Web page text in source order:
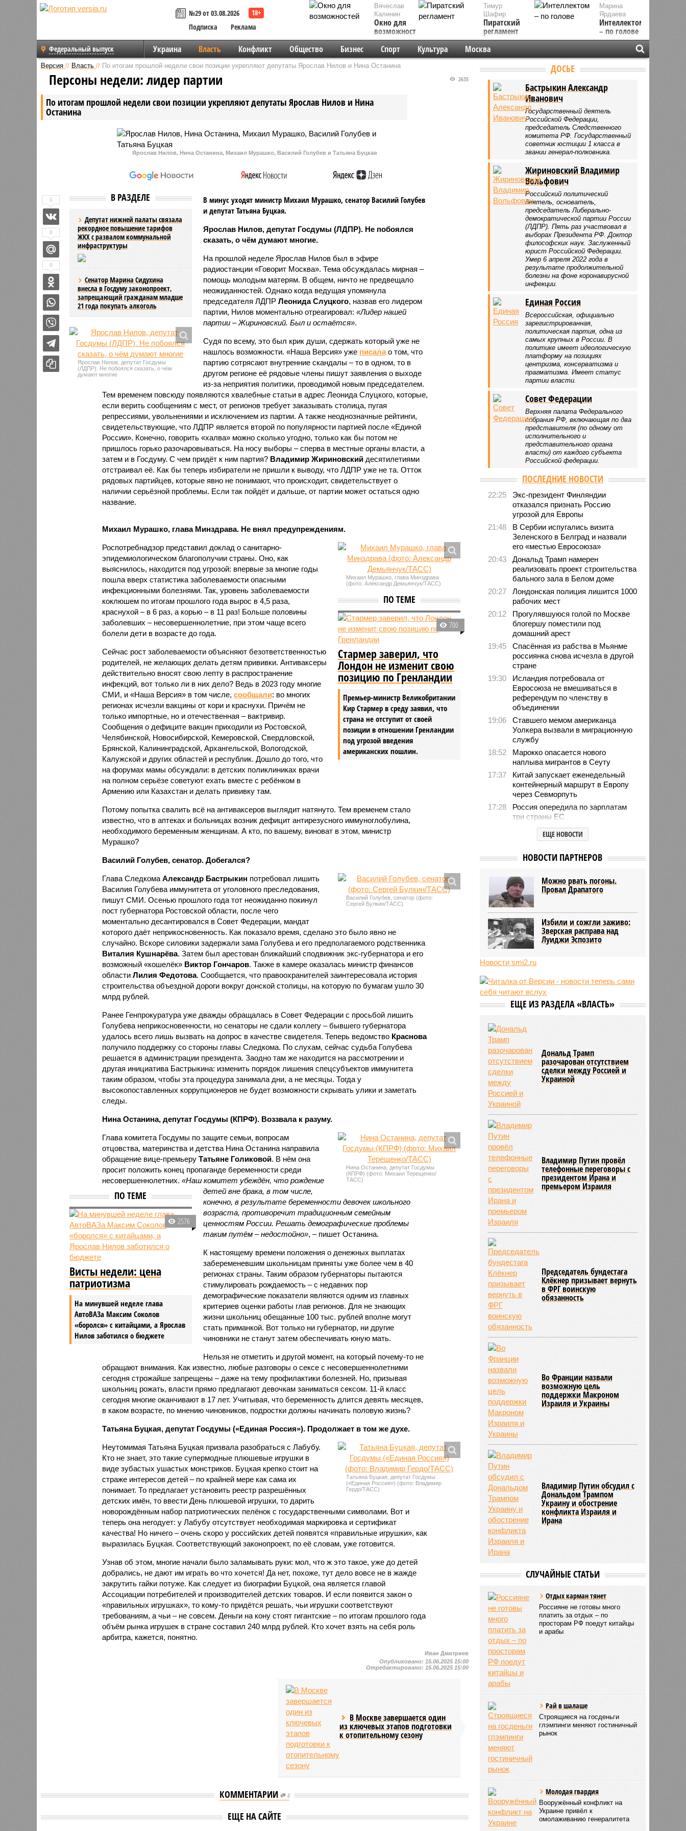
№29 от 03.08.2026
Подписка
Реклама
Вячеслав
Калинин
Окно для
возможностей
Марина
Ярдаева
Интеллектом
– по голове
Тимур
Шафир
Пиратский
регламент
Федеральный выпуск Украина Власть Конфликт Общество Бизнес Спорт Культура Москва
Версия // Власть // По итогам прошлой недели свои позиции укрепляют депутаты Ярослав Нилов и Нина Останина
По итогам прошлой недели свои позиции укрепляют депутаты Ярослав Нилов и Нина
Останина
2635
Персоны недели: лидер партии
Ярослав Нилов, Нина Останина, Михаил Мурашко, Василий Голубев и Татьяна Буцкая
В РАЗДЕЛЕ
Депутат нижней палаты связала
рекордное повышение тарифов
ЖКХ с развалом коммунальной
инфраструктуры
Сенатор Марина Сидухина
внесла в Госдуму законопроект,
запрещающий гражданам младше
21 года покупать алкоголь
В минус уходят министр Михаил Мурашко, сенатор Василий Голубев
и депутат Татьяна Буцкая.
Ярослав Нилов, депутат Госдумы (ЛДПР). Не побоялся
сказать, о чём думают многие.
Ярослав Нилов, депутат Госдумы
(ЛДПР). Не побоялся сказать, о чём
думают многие
На прошлой неделе Яро­слав Нилов был в эфире
радиостанции «Говорит Москва». Тема обсуждалась мирная –
помощь молодым матерям. В общем, ничто не предвещало
неожиданностей. Однако когда ведущая упомянула
председателя ЛДПР Леонида Слуцкого, назвав его лидером
партии, Нилов моментально отреагировал: «Лидер нашей
партии – Жириновский. Был и остаётся».
Судя по всему, это был крик души, сдержать который уже не
нашлось возможности. «Наша Версия» уже писалао том, что
партию сотрясают внутренние скандалы – то в одном, то в
другом регионе её рядовые члены пишут заявления о выходе
из-за неприятия политики, проводимой новым председателем.
Тем временем повсюду появляются хвалебные статьи в адрес Леонида Слуцкого, которые,
если верить сообщениям с мест, от регионов требует заказывать столица, пугая
репрессиями, увольнениями и исключением из партии. А также неоднозначные рейтинги,
свидетельствующие, что ЛДПР является второй по популярности партией после «Единой
России». Конечно, говорить «халва» можно сколько угодно, только как бы потом не
пришлось горько разочаровываться. На носу выборы – сперва в местные органы власти, а
затем и в Госдуму. С чем придёт к ним партия? Владимир Жириновскийдесятилетиями
отстраивал её. Как бы теперь избиратели не пришли к выводу, что ЛДПР уже не та. Отток
рядовых партийцев, которые явно не понимают, что происходит, свидетельствует о
наличии серьёзной проблемы. Если так пойдёт и дальше, от партии может остаться одно
название.
Михаил Мурашко, глава Минздрава. Не внял предупреждениям.
Михаил Мурашко, глава Минздрава
(фото: Александр Демьянчук/ТАСС)
ПО ТЕМЕ
700
Стармер заверил, что
Лондон не изменит свою
позицию по Гренландии
Премьер-министр Великобритании
Кир Стармер в среду заявил, что
страна не отступит от своей
позиции в отношении Гренландии
под угрозой введения
американских пошлин.
Роспотребнадзор представил доклад о санитарно-
эпидемиологическом благополучии страны. Оно, как
выяснилось, находится под угрозой: впервые за многие годы
пошла вверх статистика заболеваемости опасными
инфекционными болезнями. Так, уровень заболеваемости
коклюшем по итогам прошлого года вырос в 4,5 раза,
краснухой – в 6 раз, а корью – в 11 раз! Больше половины
заболевших – несовершеннолетние, при этом чаще всего
болели дети в возрасте до года.
Сейчас рост заболеваемости объясняют безответственностью
родителей, не желающих делать детям прививки. Антиваксеры
действительно вносят свою лепту в распространение
инфекций, вот только ли в них дело? Ведь в 2023 году многие
СМИ, и «Наша Версия» в том числе, сообщали: во многих
регионах исчезли вакцины от кори и краснухи. Причём не
только импортные, но и оте­чественная – вактривир.
Сообщения о дефиците вакцин приходили из Ростовской,
Челябинской, Новосибирской, Кемеровской, Свердловской,
Брянской, Калининградской, Архангельской, Вологодской,
Калужской и других областей и республик. Дошло до того, что
на форумах мамы обсуждали: в детских поликлиниках врачи
на полном серьёзе советуют ехать вместе с ребёнком в
Армению или Казахстан и делать прививку там.
Потому попытка свалить всё на антиваксеров выглядит натянуто. Тем временем стало
известно, что в аптеках и больницах возник дефицит антирезусного иммуноглобулина,
необходимого беременным женщинам. А кто, по вашему, виноват в этом, министр
Мурашко?
Василий Голубев, сенатор. Добегался?
Василий Голубев, сенатор (фото:
Сергей Булкин/ТАСС)
Глава Следкома Александр Бастрыкин потребовал лишить
Василия Голубева иммунитета от уголовного преследования,
пишут СМИ. Осенью прошлого года тот неожиданно покинул
пост губернатора Ростовской области, после чего
моментально десантировался в Совет Федерации, мандат
которого даёт неприкосновенность. Как показало время, сделано это было явно не
случайно. Вскоре силовики задержали зама Голубева и его предполагаемого родственника
Виталия Кушнарёва. Затем был арестован ближайший сподвижник экс-губернатора и его
возможный «кошелёк» Виктор Гончаров. Также в камере оказалась министр финансов
области Лилия Федотова. Сообщается, что правоохранителей заинтересовала история
строительства объездной дороги вокруг донской столицы, на которую по бумагам ушло 30
млрд рублей.
Ранее Генпрокуратура уже дважды обращалась в Совет Федерации с просьбой лишить
Голубева неприкосновенности, но сенаторы не сдали коллегу – бывшего губернатора
удалось всего лишь вызвать на допрос в качестве свидетеля. Теперь ведомство Краснова
получило поддержку со стороны главы Следкома. По слухам, сейчас судьба Голубева
решается в администрации президента. Заодно там же находится на рассмотрении и
другая инициатива Бастрыкина: изменить порядок лишения спецсубъектов иммунитета
таким образом, чтобы эта процедура занимала дни, а не месяцы. Тогда у
высокопоставленных коррупционеров не будет возможности скрывать улики и заметать
следы.
Нина Останина, депутат Госдумы (КПРФ). Воззвала к разуму.
Нина Останина, депутат Госдумы
(КПРФ) (фото: Михаил Терещенко/
ТАСС)
ПО ТЕМЕ
2576
Висты недели: цена
патриотизма
На минувшей неделе глава
АвтоВАЗа Максим Соколов
«боролся» с китайцами, а Ярослав
Нилов заботился о бюджете
Глава комитета Госдумы по защите семьи, вопросам
отцовства, материнства и детства Нина Останина направила
обращение вице-премьеру Татьяне Голиковой. В нём она
просит положить конец пропаганде беременности среди
несовершеннолетних. «Наш комитет убеждён, что рождение
детей вне брака, в том числе,
конечно, в результате беременности девочек школьного
возраста, противоречит традиционным семейным
ценностям России. Решать демографические проблемы
таким путём – недостойно», – пишет Останина.
К настоящему времени положения о денежных выплатах
забеременевшим школьницам приняты уже более чем в 40
регионах страны. Таким образом губернаторы пытаются
стимулировать рождаемость – с недавних пор
демографические показатели являются одним из главных
критериев оценки работы глав регионов. Для не знающих
жизни школьниц обещанные 100 тыс. рублей вполне могут
стать приманкой. Вот только ни губернатор, ни другие
чиновники не станут затем обеспечивать юную мать.
Нельзя не отметить и другой момент, на который почему-то не
обращают внимания. Как известно, любые разговоры о сексе с несовершеннолетними
сегодня строжайше запрещены – даже на тему профилактики болезней. Но, призывая
школьниц рожать, власти прямо предлагают девочкам заниматься сексом. 11-й класс
сегодня многие оканчивают в 17 лет. Учитывая, что беременность длится девять месяцев,
в каком возрасте, по мнению чиновников, подростки должны начинать половую жизнь?
Татьяна Буцкая, депутат Госдумы («Единая Россия»). Продолжает в том же духе.
Татьяна Буцкая, депутат Госдумы
(«Единая Россия») (фото: Владимир
Гердо/ТАСС)
Неутомимая Татьяна Буцкая призвала разобраться с Лабубу.
Кто не знает, это такие супермодные плюшевые игрушки в
виде зубастых ушастых монстриков. Буцкая крепко стоит на
страже интересов детей – по крайней мере как сама их
понимает. То предлагает установить реестр разрешённых
детских имён, то ввести День плюшевой игрушки, то дарить
новорождённым набор патриотических пелёнок с государственными символами. Вот и
теперь она негодует: у Лабубу отсутствует необходимая маркировка и сертификат
качества! Но ничего – очень скоро у российских детей появятся «правильные игрушки», как
выразилась Буцкая. Соответствующий законопроект, по её словам, уже готовится.
Узнав об этом, многие начали было заламывать руки: мол, что ж это такое, уже до детей
добрались, не дают им играть во что хочется! Да нет, похоже, тут дело вовсе не в жажде
закрутить гайки потуже. Как следует из биографии Буцкой, она является главой
Ассоциации потребителей и производителей детских товаров. И если появится закон о
«правильных игрушках», то кому-то придётся решать, чьи игрушки соответствуют
требованиям, а чьи – не совсем. Деньги на кону стоят гигантские – по итогам прошлого года
объём рынка игрушек в стране составил 240 млрд рублей. Кто хочет взять на себя роль
арбитра, кажется, понятно.
1
0
0
Иван Дмитриев
Опубликовано: 15.06.2025 15:00
Отредактировано: 15.06.2025 15:00
В Москве завершается один
из ключевых этапов подготовки
к отопительному сезону
КОММЕНТАРИИ 0
ЕЩЕ НА САЙТЕ
Владимир Путин и
Трамп лидирует в
Депутат Ярослав Нилов
ДОСЬЕ
Бастрыкин Александр
Иванович
Государственный деятель
Российской Федерации,
председатель Следственного
комитета РФ. Государственный
советник юстиции 1 класса в
звании генерал-полковника.
Жириновский Владимир
Вольфович
Российский политический
деятель, основатель,
председатель Либерально-
демократической партии России
(ЛДПР). Пять раз участвовал в
выборах Президента РФ. Доктор
философских наук. Заслуженный
юрист Российской Федерации.
Умер 6 апреля 2022 года в
результате продолжительной
болезни на фоне коронавирусной
инфекции.
Единая Россия
Всероссийская, официально
зарегистрированная,
политическая партия, одна из
самых крупных в России. В
политике имеет идеологическую
платформу на позициях
центризма, консерватизма и
прагматизма. Имеет статус
партии власти.
Совет Федерации
Верхняя палата Федерального
собрания РФ, включающая по два
представителя (по одному от
исполнительного и
представительного органа
власти) от каждого субъекта
Российской федерации.
ПОСЛЕДНИЕ НОВОСТИ
22:25
Экс-президент Финляндии
отказался признать Россию
угрозой для Европы
21:48
В Сербии испугались визита
Зеленского в Белград и назвали
его «местью Евросоюза»
20:43
Дональд Трамп намерен
реализовать проект строительства
бального зала в Белом доме
20:27
Лондонская полиция лишится 1000
рабочих мест
20:12
Прогулявшуюся голой по Москве
блогершу поместили под
домашний арест
19:45
Спасённая из рабства в Мьянме
россиянка снова исчезла в другой
стране
19:30
Исландия потребовала от
Евросоюза не вмешиваться в
референдум по членству в
объединении
19:06
Ставшего мемом американца
Уолкера вызвали в миграционную
службу
18:52
Марокко опасается нового
наплыва мигрантов в Сеуту
17:37
Китай запускает еженедельный
контейнерный маршрут в Европу
через Севморпуть
17:28
Россия опередила по зарплатам
три страны ЕС
Александр Лукашенко призвал
белорусов скупать пустующие
14:49
Девушка объяснила убийство
14:40
Сергей Миронов выступил за
увеличение пенсий детям,
потерявшим родителей
13:56
Финляндия захотела использовать
приграничные болота против
России
ЕЩЕ НОВОСТИ
НОВОСТИ ПАРТНЕРОВ
Можно рвать погоны.
Провал Драпатого
Избили и сожгли заживо:
Зверская расправа над
Луиджи Эспозито
Новости smi2.ru
ЕЩЕ ИЗ РАЗДЕЛА «ВЛАСТЬ»
Дональд Трамп
разочарован отсутствием
сделки между Россией и
Украиной
Владимир Путин провёл
телефонные переговоры с
президентом Ирана и
премьером Израиля
Председатель бундестага
Клёкнер призывает вернуть
в ФРГ воинскую
обязанность
Во Франции назвали
возможную цель
поддержки Макроном
Израиля и Украины
Владимир Путин обсудил с
Дональдом Трампом
Украину и обострение
конфликта Израиля и
Ирана
СЛУЧАЙНЫЕ СТАТЬИ
Отдых карман тянет
Россияне не готовы много
платить за отдых – по
просторам РФ поедут китайцы
и арабы
Рай в шалаше
Строящиеся на госденьги
глэмпинги меняют гостиничный
рынок
Молодая гвардия
Вооружённый конфликт на
Украине привёл к
омолаживанию генералитета